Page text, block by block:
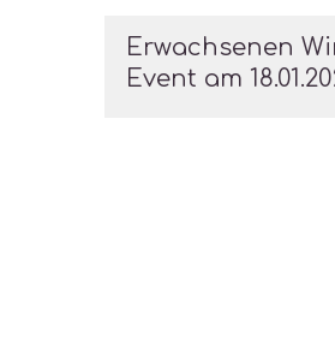
Erwachsenen
Event am